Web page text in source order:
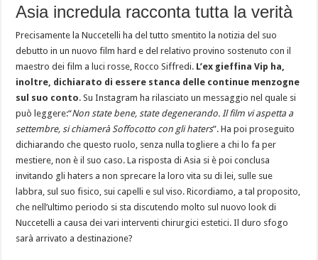
Asia incredula racconta tutta la verità
Precisamente la Nuccetelli ha del tutto smentito la notizia del suo
debutto in un nuovo film hard e del relativo provino sostenuto con il
maestro dei film a luci rosse, Rocco Siffredi. L’ex gieffina Vip ha,
inoltre, dichiarato di essere stanca delle continue menzogne
sul suo conto. Su Instagram ha rilasciato un messaggio nel quale si
può leggere:“Non state bene, state degenerando. Il film vi aspetta a
settembre, si chiamerà Soffocotto con gli haters”. Ha poi proseguito
dichiarando che questo ruolo, senza nulla togliere a chi lo fa per
mestiere, non è il suo caso. La risposta di Asia si è poi conclusa
invitando gli haters a non sprecare la loro vita su di lei, sulle sue
labbra, sul suo fisico, sui capelli e sul viso. Ricordiamo, a tal proposito,
che nell’ultimo periodo si sta discutendo molto sul nuovo look di
Nuccetelli a causa dei vari interventi chirurgici estetici. Il duro sfogo
sarà arrivato a destinazione?